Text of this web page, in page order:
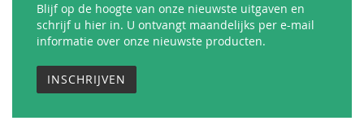
Blijf op de hoogte van onze nieuwste uitgaven en
schrijf u hier in. U ontvangt maandelijks per e-mail
informatie over onze nieuwste producten.
INSCHRIJVEN